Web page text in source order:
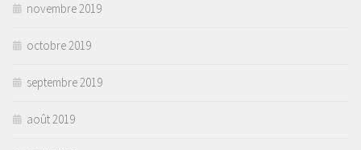
novembre 2019
octobre 2019
septembre 2019
août 2019